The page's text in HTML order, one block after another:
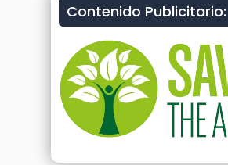
Contenido Publicitario: